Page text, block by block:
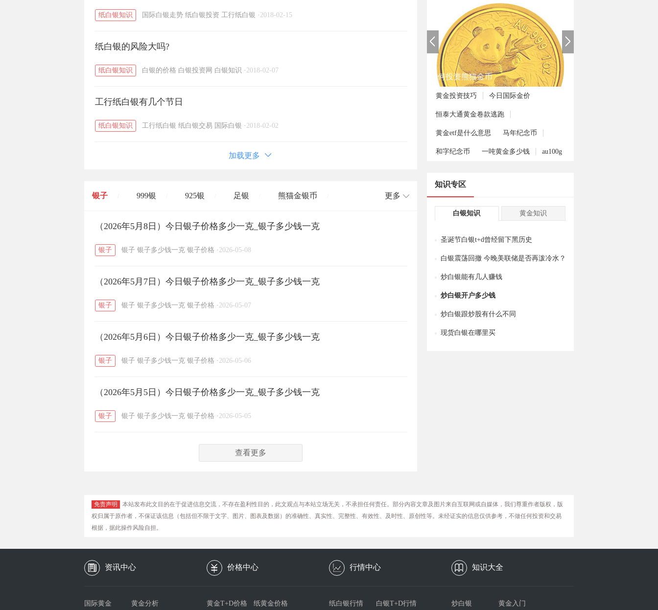
纸白银知识 国际白银走势 纸白银投资 工行纸白银 · 2018-02-15
纸白银的风险大吗?
纸白银知识 白银的价格 白银投资网 白银知识 · 2018-02-07
工行纸白银有几个节日
纸白银知识 工行纸白银 纸白银交易 国际白银 · 2018-02-02
加载更多
银子 999银 925银 足银 熊猫金银币
开国纪念币 大清银币 / 长城币 / 老凤祥
菜百 周生生 周大生
六福 / 金至尊 / 潮宏基 / 亚一金店 黄金
更多
（2026年5月8日）今日银子价格多少一克_银子多少钱一克
银子 银子 银子多少钱一克 银子价格 · 2026-05-08
（2026年5月7日）今日银子价格多少一克_银子多少钱一克
银子 银子 银子多少钱一克 银子价格 · 2026-05-07
（2026年5月6日）今日银子价格多少一克_银子多少钱一克
银子 银子 银子多少钱一克 银子价格 · 2026-05-06
（2026年5月5日）今日银子价格多少一克_银子多少钱一克
银子 银子 银子多少钱一克 银子价格 · 2026-05-05
查看更多
如何投资熊猫金币
黄金投资技巧 今日国际金价
恒泰大通黄金卷款逃跑
黄金etf是什么意思 马年纪念币
和字纪念币 一吨黄金多少钱 au100g
知识专区
白银知识 黄金知识
圣诞节白银t+d曾经留下黑历史
白银震荡回撤 今晚美联储是否再泼冷水？
炒白银能有几人赚钱
炒白银开户多少钱
炒白银跟炒股有什么不同
现货白银在哪里买
免责声明
本站发布此文目的在于促进信息交流，不存在盈利性目的，此文观点与本站立场无关，不承担任何责任。部分内容文章及图片来自互联网或自媒体，我们尊重作者版权，版
权归属于原作者，不保证该信息（包括但不限于文字、图片、图表及数据）的准确性、真实性、完整性、有效性、及时性、原创性等。未经证实的信息仅供参考，不做任何投资和交易
根据，据此操作风险自担。
资讯中心 价格中心 行情中心 知识大全
国际黄金 黄金分析 黄金T+D价格 纸黄金价格 纸白银行情 白银T+D行情 炒白银 黄金入门